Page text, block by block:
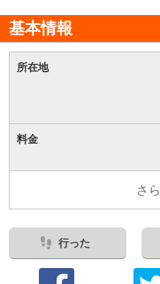
基本情報
所在地
料金
さ
行った